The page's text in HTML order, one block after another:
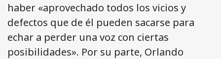
haber «aprovechado todos los vicios y
defectos que de él pueden sacarse para
echar a perder una voz con ciertas
posibilidades». Por su parte, Orlando